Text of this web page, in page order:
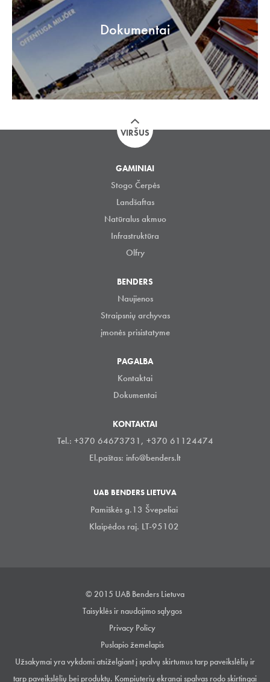
Dokumentai
VIRŠUS
GAMINIAI
Stogo Čerpės
Landšaftas
Natūralus akmuo
Infrastruktūra
Olfry
BENDERS
Naujienos
Straipsnių archyvas
įmonės prisistatyme
PAGALBA
Kontaktai
Dokumentai
KONTAKTAI
Tel.: +370 64673731, +370 61124474
El.paštas: info@benders.lt
UAB BENDERS LIETUVA
Pamiškės g.13 Švepeliai
Klaipėdos raj. LT-95102
© 2015 UAB Benders Lietuva
Taisyklės ir naudojimo sąlygos
Privacy Policy
Puslapio žemelapis
Užsakymai yra vykdomi atsiželgiant į spalvų skirtumus tarp paveikslėlių ir
tarp paveikslėlių bei produktų. Kompiuterių ekranai spalvas rodo skirtingai